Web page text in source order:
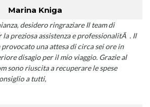
Marina Kniga
desidero ringraziare Il team di
la preziosa assistenza e professionalitÃ . Il
una attesa di circa sei ore in
disagio per il mio viaggio. Grazie al
sono riuscita a recuperare le spese
a tutti,